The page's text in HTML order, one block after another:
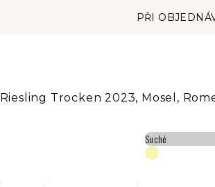
PŘI
Riesling Trocken 2023, Mosel,
Suché